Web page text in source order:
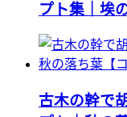
プト集｜埃
古木の幹で